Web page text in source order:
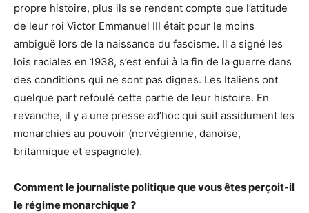
propre histoire, plus ils se rendent compte que l’attitude
de leur roi Victor Emmanuel III était pour le moins
ambiguë lors de la naissance du fascisme. Il a signé les
lois raciales en 1938, s’est enfui à la fin de la guerre dans
des conditions qui ne sont pas dignes. Les Italiens ont
quelque part refoulé cette partie de leur histoire. En
revanche, il y a une presse ad’hoc qui suit assidument les
monarchies au pouvoir (norvégienne, danoise,
britannique et espagnole).
Comment le journaliste politique que vous êtes perçoit-il
le régime monarchique ?